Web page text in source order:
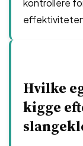
kontrollere
Hvilke
kigge